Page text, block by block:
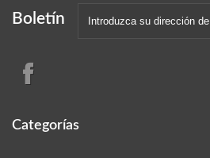
Boletín
Categorías